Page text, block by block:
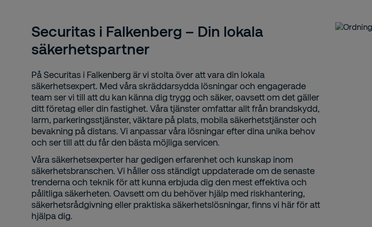
Securitas i Falkenberg – Din lokala
säkerhetspartner
På Securitas i Falkenberg är vi stolta över att vara din lokala
säkerhetsexpert. Med våra skräddarsydda lösningar och engagerade
team ser vi till att du kan känna dig trygg och säker, oavsett om det gäller
ditt företag eller din fastighet. Våra tjänster omfattar allt från brandskydd,
larm, parkeringsstjänster, väktare på plats, mobila säkerhetstjänster och
bevakning på distans. Vi anpassar våra lösningar efter dina unika behov
och ser till att du får den bästa möjliga servicen.
Våra säkerhetsexperter har gedigen erfarenhet och kunskap inom
säkerhetsbranschen. Vi håller oss ständigt uppdaterade om de senaste
trenderna och teknik för att kunna erbjuda dig den mest effektiva och
pålitliga säkerheten. Oavsett om du behöver hjälp med riskhantering,
säkerhetsrådgivning eller praktiska säkerhetslösningar, finns vi här för att
hjälpa dig.